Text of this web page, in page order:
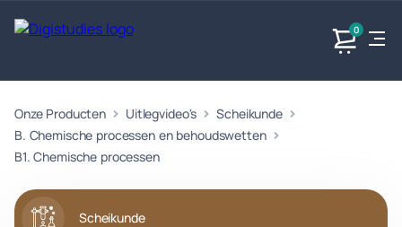
0
Exacte
vakken
Geen
vakken.
Taalvakken
Geen
vakken.
Maatschappijvakken
Onze Producten Uitlegvideo's
Scheikunde
B. Chemische processen en behoudswetten
B1. Chemische processen
Scheikunde